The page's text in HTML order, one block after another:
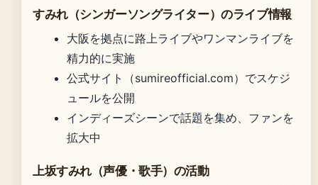
すみれ（シンガーソングライター）のライブ情報
大阪を拠点に路上ライブやワンマンライブを
精力的に実施
公式サイト（sumireofficial.com）でスケジ
ュールを公開
インディーズシーンで話題を集め、ファンを
拡大中
上坂すみれ（声優・歌手）の活動